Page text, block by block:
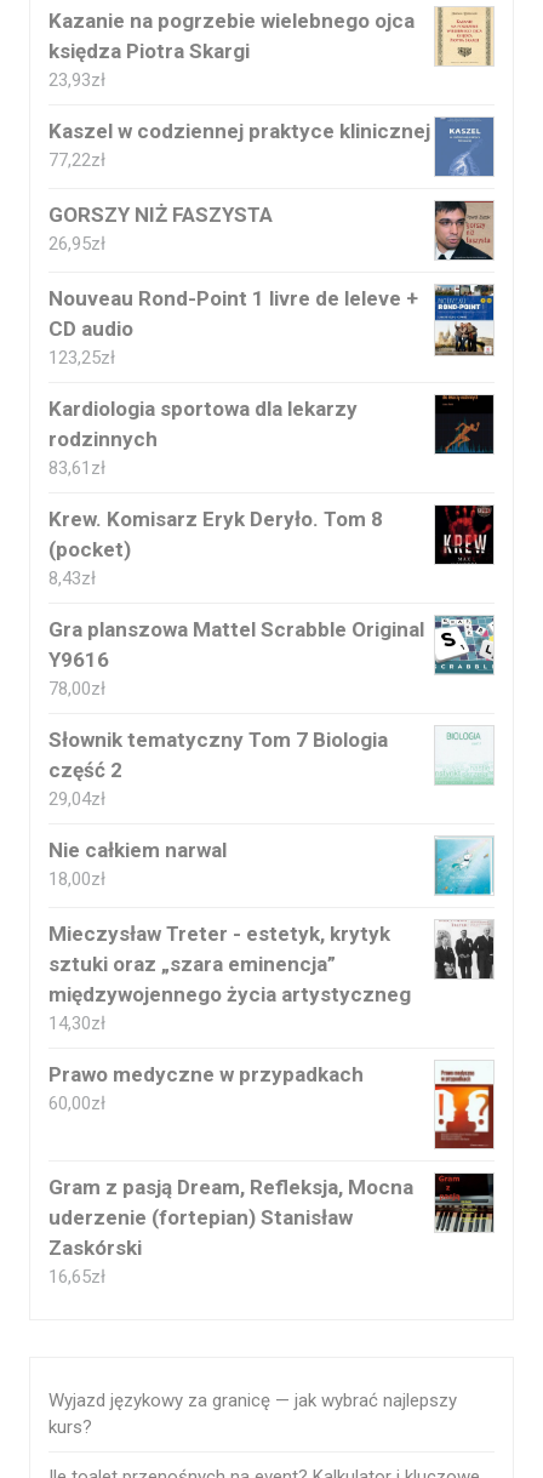
Kazanie na pogrzebie wielebnego ojca
księdza Piotra Skargi
23,93zł
Kaszel w codziennej praktyce klinicznej
77,22zł
GORSZY NIŻ FASZYSTA
26,95zł
Nouveau Rond-Point 1 livre de leleve +
CD audio
123,25zł
Kardiologia sportowa dla lekarzy
rodzinnych
83,61 zł
Krew. Komisarz Eryk Deryło. Tom 8
(pocket)
8,43zł
Gra planszowa Mattel Scrabble Original
Y9616
78,00zł
Słownik tematyczny Tom 7 Biologia
część 2
29,04zł
Nie całkiem narwal
18,00zł
Mieczysław Treter - estetyk, krytyk
sztuki oraz „szara eminencja”
międzywojennego życia artystyczneg
14,30zł
Prawo medyczne w przypadkach
60,00zł
Gram z pasją Dream, Refleksja, Mocna
uderzenie (fortepian) Stanisław
Zaskórski
16,65zł
Wyjazd językowy za granicę — jak wybrać najlepszy
kurs?